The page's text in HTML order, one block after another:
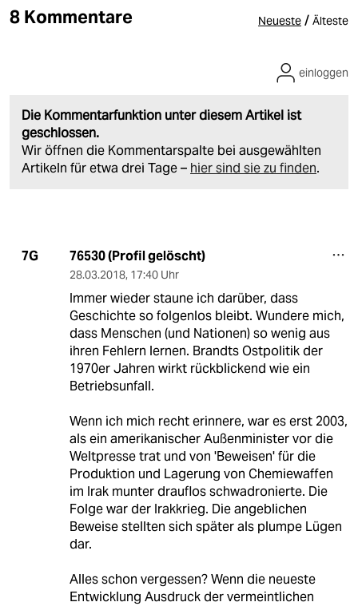
8 Kommentare Neueste / Älteste
Die Kommentarfunktion unter diesem Artikel ist
geschlossen.
Wir öffnen die Kommentarspalte bei ausgewählten
Artikeln für etwa drei Tage – hier sind sie zu finden.
einloggen
7G 76530 (Profil gelöscht)
28.03.2018, 17:40 Uhr
Immer wieder staune ich darüber, dass
Geschichte so folgenlos bleibt. Wundere mich,
dass Menschen (und Nationen) so wenig aus
ihren Fehlern lernen. Brandts Ostpolitik der
1970er Jahren wirkt rückblickend wie ein
Betriebsunfall.
Wenn ich mich recht erinnere, war es erst 2003,
als ein amerikanischer Außenminister vor die
Weltpresse trat und von 'Beweisen' für die
Produktion und Lagerung von Chemiewaffen
im Irak munter drauflos schwadronierte. Die
Folge war der Irakkrieg. Die angeblichen
Beweise stellten sich später als plumpe Lügen
dar.
Alles schon vergessen? Wenn die neueste
Entwicklung Ausdruck der vermeintlichen